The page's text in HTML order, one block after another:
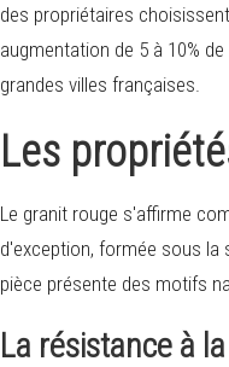
des propriétaires
augmentation de 5 à 10%
grandes villes françaises.
Les
Le granit rouge s'affirme
d'exception, formée sous la
pièce présente des motifs
La résistance à